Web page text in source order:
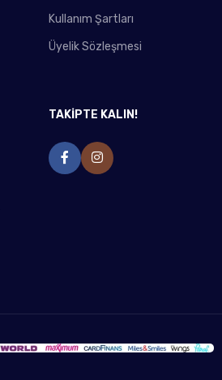
Kullanım Şartları
Üyelik Sözleşmesi
TAKİPTE KALIN!